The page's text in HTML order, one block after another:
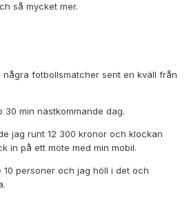
så mycket mer.
fotbollsmatcher sent en kväll från
min nästkommande dag.
jag runt 12 300 kronor och klockan
in på ett möte med min mobil.
personer och jag höll i det och